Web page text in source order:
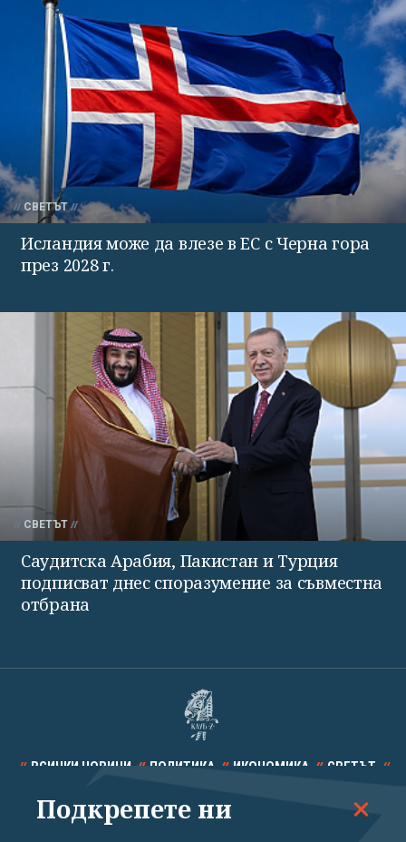
СВЕТЪТ
Исландия може да влезе в ЕС с Черна гора
през 2028 г.
СВЕТЪТ
Саудитска Арабия, Пакистан и Турция
подписват днес споразумение за съвместна
отбрана
ВСИЧКИ НОВИНИ ПОЛИТИКА ИКОНОМИКА СВЕТЪТ
СПОРТ КУЛТУРА ТЕХНОЛОГИИ КАЛЕЙДОСКОП
Подкрепете ни